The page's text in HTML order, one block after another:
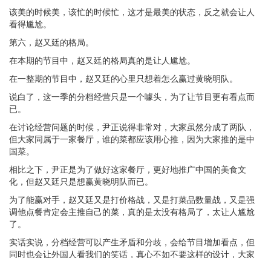
该美的时候美，该忙的时候忙，这才是最美的状态，反之就会让人
看得尴尬。
第六，赵又廷的格局。
在本期的节目中，赵又廷的格局真的是让人尴尬。
在一整期的节目中，赵又廷的心里只想着怎么赢过黄晓明队。
说白了，这一季的分档经营只是一个噱头，为了让节目更有看点而
已。
在讨论经营问题的时候，尹正说得非常对，大家虽然分成了两队，
但大家同属于一家餐厅，谁的菜都应该用心推，因为大家推的是中
国菜。
相比之下，尹正是为了做好这家餐厅，更好地推广中国的美食文
化，但赵又廷只是想赢黄晓明队而已。
为了能赢对手，赵又廷又是打价格战，又是打菜品数量战，又是强
调他点餐肯定会主推自己的菜，真的是太没有格局了，太让人尴尬
了。
实话实说，分档经营可以产生矛盾和分歧，会给节目增加看点，但
同时也会让外国人看我们的笑话，真心不如不要这样的设计，大家